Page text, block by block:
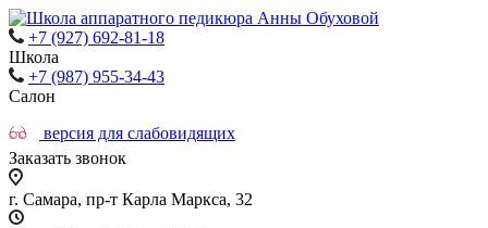
+7 (927) 692-81-18
Школа
+7 (987) 955-34-43
Салон
версия для слабовидящих
Заказать звонок
г. Самара, пр-т Карла Маркса, 32